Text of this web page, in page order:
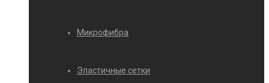
Микрофибра
Эластичные сетки